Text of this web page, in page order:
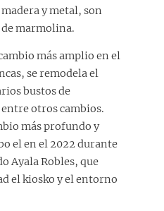
y metal, son
marmolina.
más amplio en el
se remodela el
bustos de
otros cambios.
más profundo y
el en el 2022 durante
Ayala Robles, que
el kiosko y el entorno